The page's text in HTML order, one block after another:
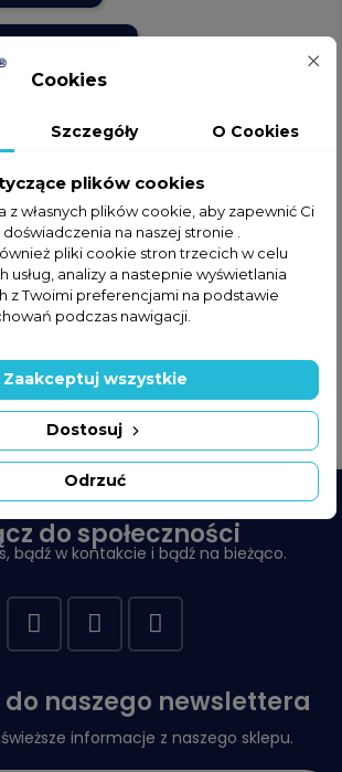
i pewne zakupy
gwarantowana
produktu
GPSR
do społeczności
bądź w kontakcie i bądź na bieżąco.
do naszego newslettera
informacje z naszego sklepu.
Cookies
Szczegóły O Cookies
plików cookies
z własnych plików cookie, aby zapewnić Ci
na naszej stronie .
pliki cookie stron trzecich w celu
usług, analizy a nastepnie wyświetlania
z Twoimi preferencjami na podstawie
podczas nawigacji.
Odrzuć
Dostosuj
Zaakceptuj wszystkie